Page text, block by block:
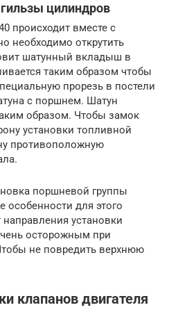
цилиндров
происходит вместе с
необходимо открутить
шатунный вкладыш в
таким образом чтобы
прорезь в постели
с поршнем. Шатун
образом. Чтобы замок
установки топливной
противоположную
поршневой группы
особенности для этого
направления установки
осторожным при
не повредить верхнюю
клапанов двигателя